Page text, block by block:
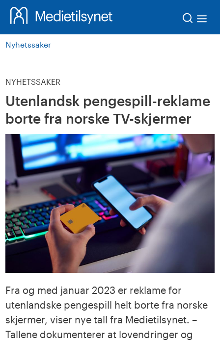
Nyhetssaker
NYHETSSAKER
Utenlandsk pengespill-reklame
borte fra norske TV-skjermer
Fra og med januar 2023 er reklame for
utenlandske pengespill helt borte fra norske
skjermer, viser nye tall fra Medietilsynet. –
Tallene dokumenterer at lovendringer og